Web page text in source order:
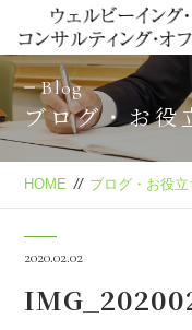
Blog
ブログ・お役
HOME // ブログ・お役立
2020.02.02